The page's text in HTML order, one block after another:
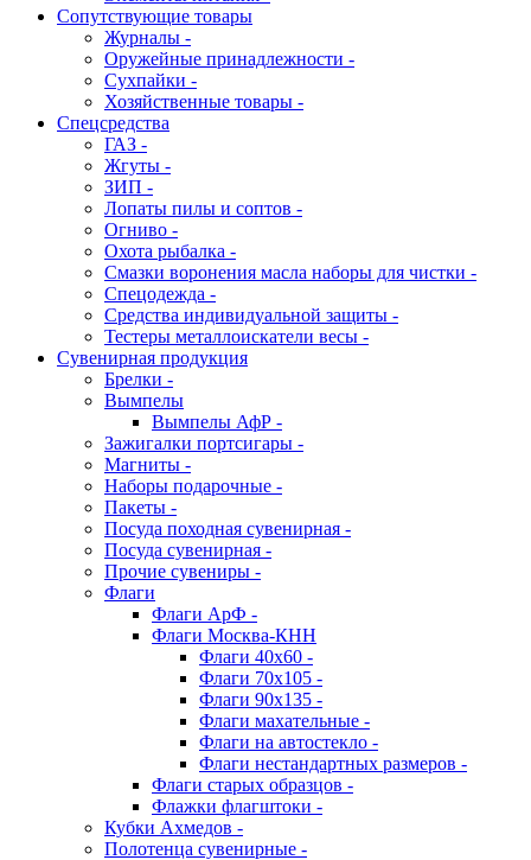
Сопутствующие товары
Журналы -
Оружейные принадлежности -
Сухпайки -
Хозяйственные товары -
Спецсредства
ГАЗ -
Жгуты -
ЗИП -
Лопаты пилы и соптов -
Огниво -
Охота рыбалка -
Смазки воронения масла наборы для чистки -
Спецодежда -
Средства индивидуальной защиты -
Тестеры металлоискатели весы -
Сувенирная продукция
Брелки -
Вымпелы
Вымпелы АфР -
Зажигалки портсигары -
Магниты -
Наборы подарочные -
Пакеты -
Посуда походная сувенирная -
Посуда сувенирная -
Прочие сувениры -
Флаги
Флаги АрФ -
Флаги Москва-КНН
Флаги 40х60 -
Флаги 70х105 -
Флаги 90х135 -
Флаги махательные -
Флаги на автостекло -
Флаги нестандартных размеров -
Флаги старых образцов -
Флажки флагштоки -
Кубки Ахмедов -
Полотенца сувенирные -